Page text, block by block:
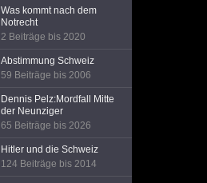
Was kommt nach dem
Notrecht
2 Beiträge bis 2020
Abstimmung Schweiz
59 Beiträge bis 2006
Dennis Pelz:Mordfall Mitte
der Neunziger
65 Beiträge bis 2026
Hitler und die Schweiz
124 Beiträge bis 2014